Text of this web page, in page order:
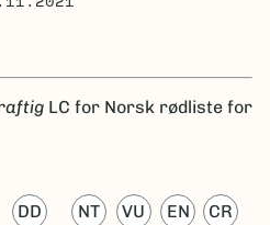
LC for Norsk rødliste for
DD NT VU EN CR